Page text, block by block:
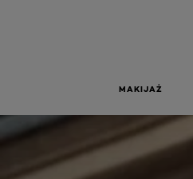
MAKIJAŻ